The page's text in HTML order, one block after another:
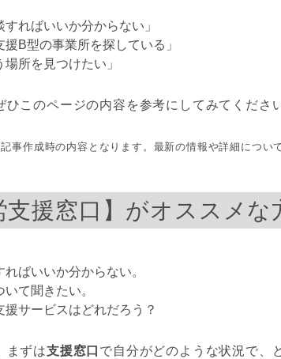
すればいいか分からない」
援B型の事業所を探している」
場所を見つけたい」
ひこのページの内容を参考にしてみてくださ
事作成時の内容となります。最新の情報や詳細につい
支援窓口】がオススメな
ればいいか分からない。
て聞きたい。
援サービスはどれだろう？
まずは支援窓口 で自分がどのような状況で、